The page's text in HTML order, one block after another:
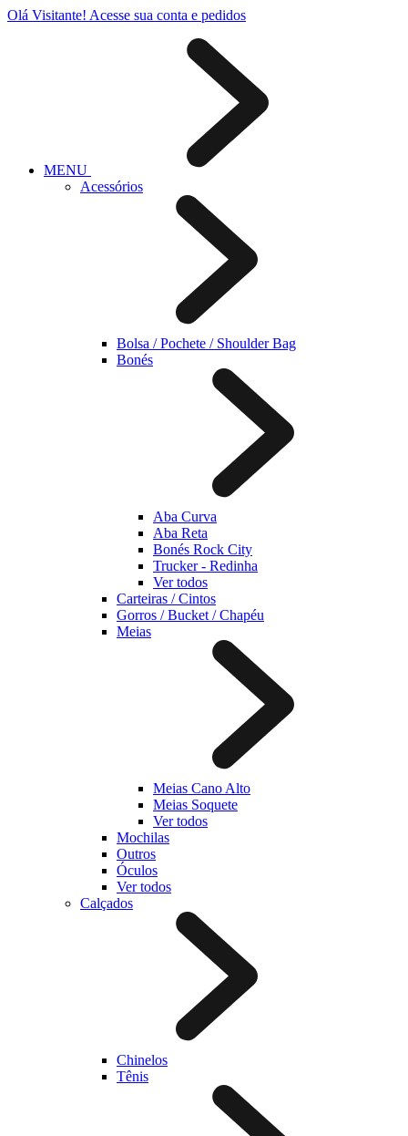
Olá Visitante! Acesse sua conta e pedidos
MENU
Acessórios
Bolsa / Pochete / Shoulder Bag
Bonés
Aba Curva
Aba Reta
Bonés Rock City
Trucker - Redinha
Ver todos
Carteiras / Cintos
Gorros / Bucket / Chapéu
Meias
Meias Cano Alto
Meias Soquete
Ver todos
Mochilas
Outros
Óculos
Ver todos
Calçados
Chinelos
Tênis